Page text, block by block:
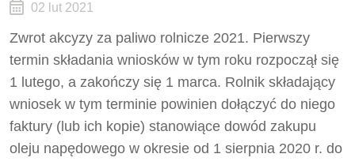
02 lut 2021
Zwrot akcyzy za paliwo rolnicze 2021. Pierwszy
termin składania wniosków w tym roku rozpoczął się
1 lutego, a zakończy się 1 marca. Rolnik składający
wniosek w tym terminie powinien dołączyć do niego
faktury (lub ich kopie) stanowiące dowód zakupu
oleju napędowego w okresie od 1 sierpnia 2020 r. do